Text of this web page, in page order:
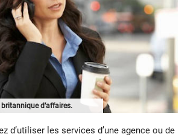
d’affaires.
d’utiliser les services d’une agence ou de